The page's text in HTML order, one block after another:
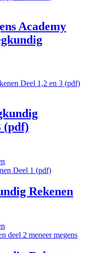
Academy
(pdf)
Rekenen